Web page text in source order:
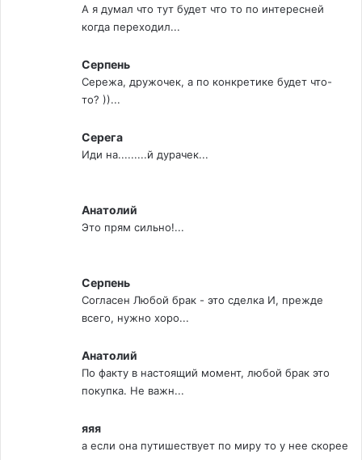
А я думал что тут будет что то по интересней
когда переходил...
Серпень
Сережа, дружочек, а по конкретике будет что-
то? ))...
Серега
Иди на.........й дурачек...
Анатолий
Это прям сильно!...
Серпень
Согласен Любой брак - это сделка И, прежде
всего, нужно хоро...
Анатолий
По факту в настоящий момент, любой брак это
покупка. Не важн...
яяя
а если она путишествует по миру то у нее скорее